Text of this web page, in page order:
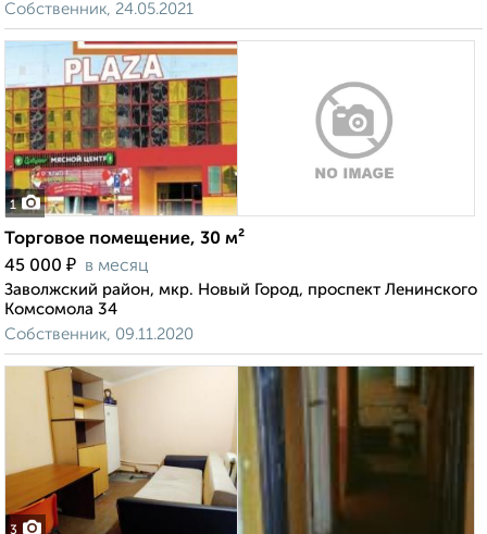
Собственник, 24.05.2021
1
Торговое помещение, 30 м²
45 000 ₽ в месяц
Заволжский район, мкр. Новый Город, проспект Ленинского
Комсомола 34
Собственник, 09.11.2020
3